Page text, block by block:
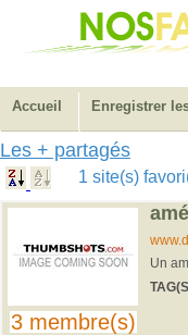
Accueil Enregistrer
Les + partagés
1 site(s)
3 membre(s)
Un